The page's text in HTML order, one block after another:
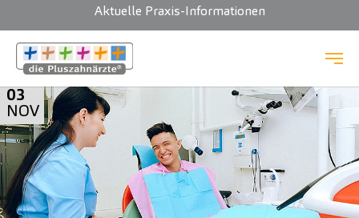
Zum Hauptinhalt springen
Aktuelle Praxis-Informationen
03
NOV